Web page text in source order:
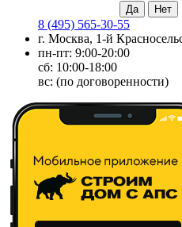
8 (495) 565-30-55
г. Москва, 1-й
пн-пт: 9:00-20:00
сб: 10:00-18:00
вс: (по договоренности)